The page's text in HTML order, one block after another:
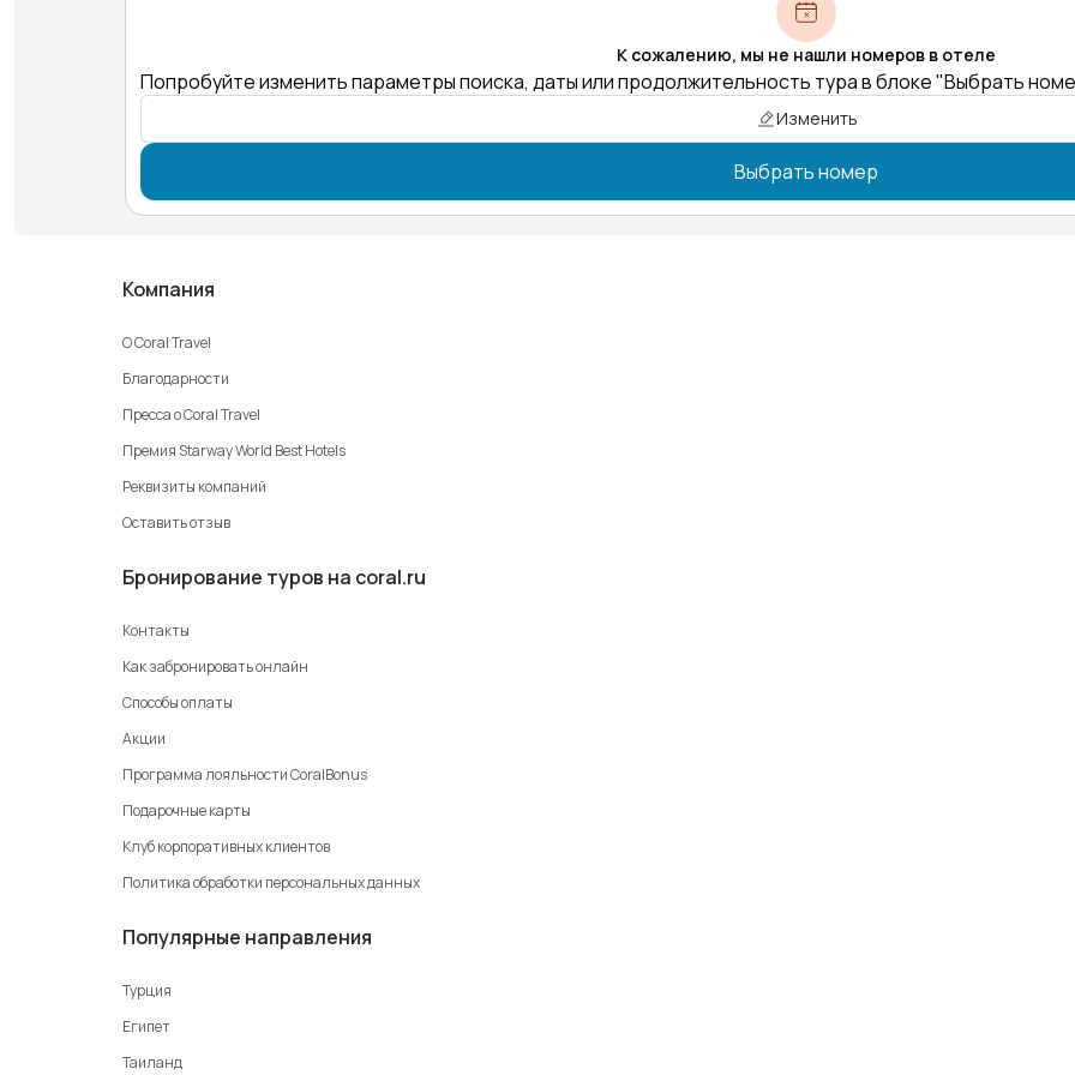
К сожалению, мы не нашли номеров в отеле
Попробуйте изменить параметры поиска, даты или продолжительность тура в блоке "Выбрать
Изменить
Выбрать номер
Компания
О Coral Travel
Благодарности
Пресса о Coral Travel
Премия Starway World Best Hotels
Реквизиты компаний
Оставить отзыв
Бронирование туров на coral.ru
Контакты
Как забронировать онлайн
Способы оплаты
Акции
Программа лояльности CoralBonus
Подарочные карты
Клуб корпоративных клиентов
Политика обработки персональных данных
Популярные направления
Турция
Египет
Таиланд